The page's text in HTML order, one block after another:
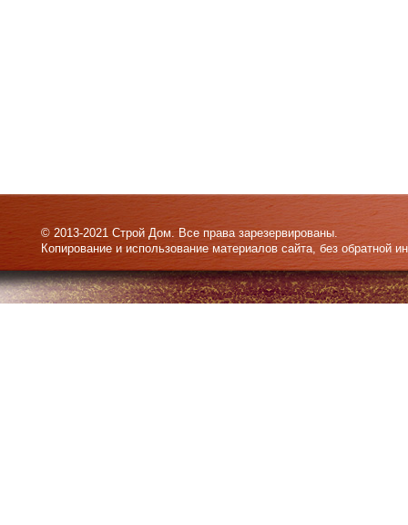
© 2013-2021 Строй Дом. Все права зарезервированы.
Копирование и использование материалов сайта, без обратной